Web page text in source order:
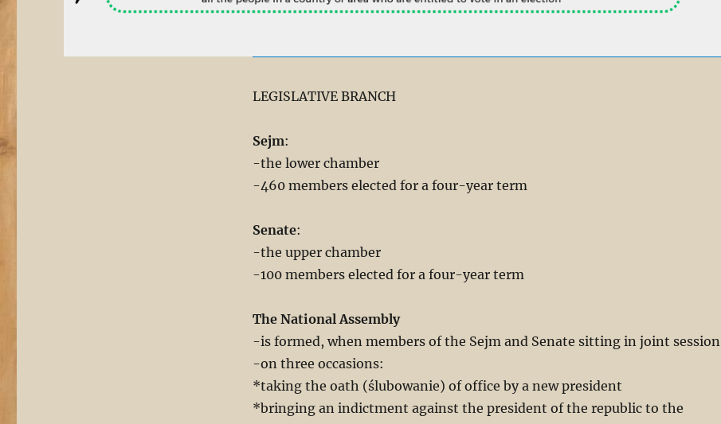
LEGISLATIVE BRANCH
Sejm:
-the lower chamber
-460 members elected for a four-year term
Senate:
-the upper chamber
-100 members elected for a four-year term
The National Assembly
-is formed, when members of the Sejm and Senate sitting in joint session
-on three occasions:
*taking the oath (ślubowanie) of office by a new president
*bringing an indictment against the president of the republic to the